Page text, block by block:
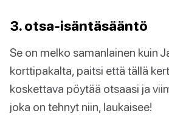
3. otsa-isäntäsääntö
Se on melko samanlainen kuin
korttipakalta, paitsi että tällä
koskettava pöytää otsaasi ja
joka on tehnyt niin, laukaisee!